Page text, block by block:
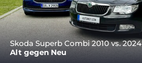
Skoda Superb Combi 2010 vs. 2024
Alt gegen Neu